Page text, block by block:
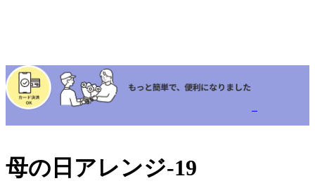
母の日アレンジ-19